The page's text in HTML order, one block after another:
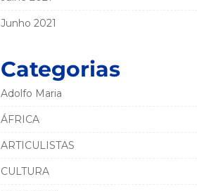
Junho 2021
Categorias
Adolfo Maria
ÁFRICA
ARTICULISTAS
CULTURA